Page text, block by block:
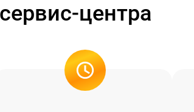
центра